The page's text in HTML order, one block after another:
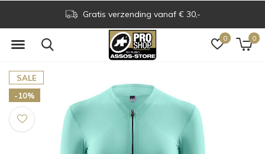
0 0
Gratis verzending vanaf € 30,-
SALE
-10%